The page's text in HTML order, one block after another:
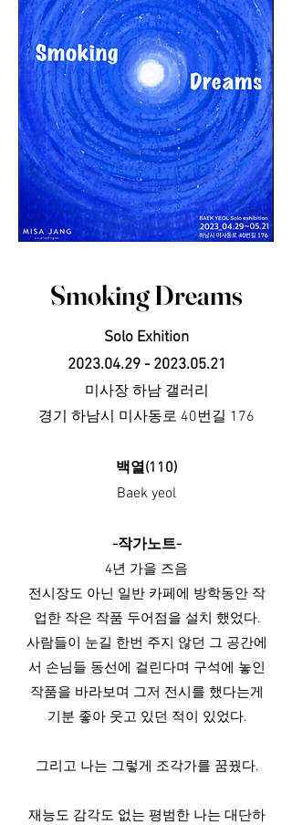
Smoking Dreams
Solo Exhition
2023.04.29 - 2023.05.21
미사장 하남 갤러리
경기 하남시 미사동로 40번길 176
백열(110)
Baek yeol
-작가노트-
4년 가을 즈음
전시장도 아닌 일반 카페에 방학동안 작
업한 작은 작품 두어점을 설치 했었다.
​사람들이 눈길 한번 주지 않던 그 공간에
서 손님들 동선에 걸린다며 구석에 놓인
작품을 바라보며 그저 전시를 했다는게
기분 좋아 웃고 있던 적이 있었다.
그리고 나는 그렇게 조각가를 꿈꿨다.
재능도 감각도 없는 평범한 나는 대단하